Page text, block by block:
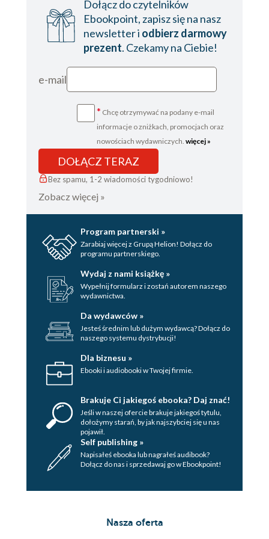
Dołącz do czytelników
Ebookpoint, zapisz się na nasz
newsletter i odbierz darmowy
prezent. Czekamy na Ciebie!
e-mail
* Chcę otrzymywać na podany e-mail
informacje o zniżkach, promocjach oraz
nowościach wydawniczych. więcej »
DOŁĄCZ TERAZ
Bez spamu, 1-2 wiadomości tygodniowo!
Zobacz więcej »
Program partnerski »
Zarabiaj więcej z Grupą Helion! Dołącz do
programu partnerskiego.
Wydaj z nami książkę »
Wypełnij formularz i zostań autorem naszego
wydawnictwa.
Da wydawców »
Jesteś średnim lub dużym wydawcą? Dołącz do
naszego systemu dystrybucji!
Dla biznesu »
Ebooki i audiobooki w Twojej firmie.
Brakuje Ci jakiegoś ebooka? Daj znać!
Jeśli w naszej ofercie brakuje jakiegoś tytulu,
dołożymy starań, by jak najszybciej się u nas
pojawił.
Self publishing »
Napisałeś ebooka lub nagrałeś audibook?
Dołącz do nas i sprzedawaj go w Ebookpoint!
Nasza oferta